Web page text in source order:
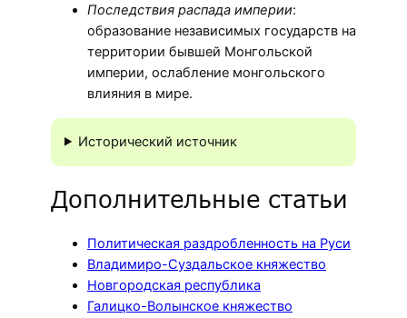
Последствия распада империи:
образование независимых государств на
территории бывшей Монгольской
империи, ослабление монгольского
влияния в мире.
Исторический источник
Дополнительные статьи
Политическая раздробленность на Руси
Владимиро-Суздальское княжество
Новгородская республика
Галицко-Волынское княжество